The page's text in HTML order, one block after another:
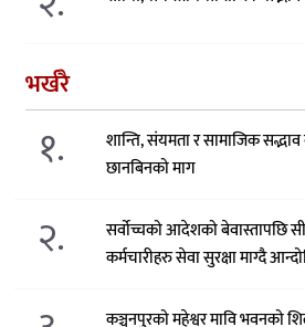
भर्खरै
१.
शान्ति, संयमता र सामाजिक सद्भाव
छानबिनको माग
२.
सर्वोच्चको आदेशको बेवास्तापछि
कर्मचारीहरु सेवा सुरक्षा माग्दै
कञ्चनपुरको महेश्वर मावि भवनको